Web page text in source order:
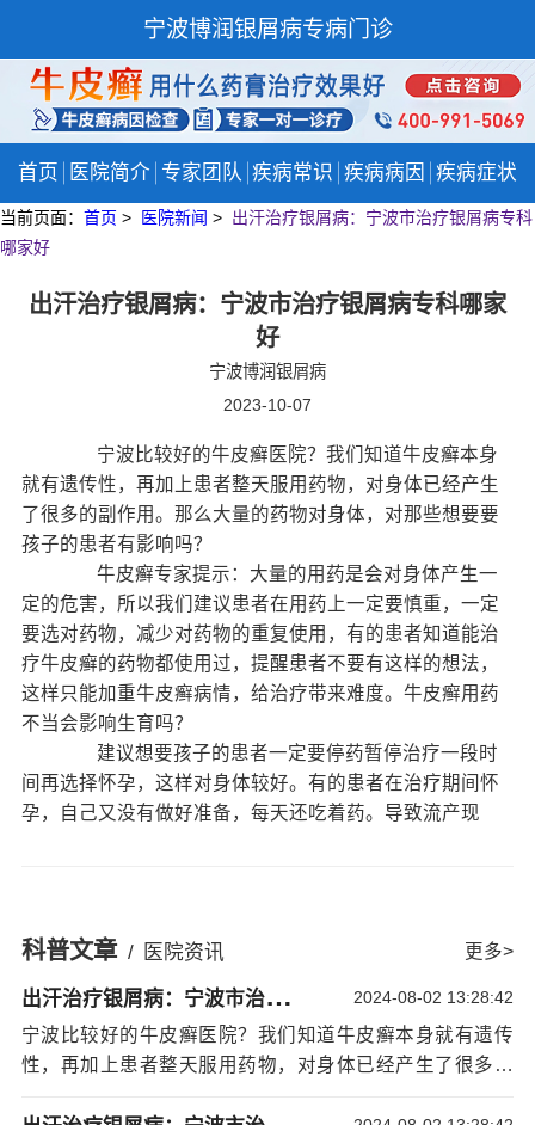
宁波博润银屑病专病门诊
首页 医院简介 专家团队 疾病常识 疾病病因 疾病症状
当前页面： 首页 > 医院新闻 > 出汗治疗银屑病：宁波市治疗银屑病专科
哪家好
出汗治疗银屑病：宁波市治疗银屑病专科哪家
好
宁波博润银屑病
2023-10-07
宁波比较好的牛皮癣医院？我们知道牛皮癣本身
就有遗传性，再加上患者整天服用药物，对身体已经产生
了很多的副作用。那么大量的药物对身体，对那些想要要
孩子的患者有影响吗？
牛皮癣专家提示：大量的用药是会对身体产生一
定的危害，所以我们建议患者在用药上一定要慎重，一定
要选对药物，减少对药物的重复使用，有的患者知道能治
疗牛皮癣的药物都使用过，提醒患者不要有这样的想法，
这样只能加重牛皮癣病情，给治疗带来难度。牛皮癣用药
不当会影响生育吗？
建议想要孩子的患者一定要停药暂停治疗一段时
间再选择怀孕，这样对身体较好。有的患者在治疗期间怀
孕，自己又没有做好准备，每天还吃着药。导致流产现
者好是在夏季怀孕，在病情轻的时候怀孕。牛皮癣患者朋
友在药物的选择方面首先
就是
要注意了，千万不要选择影响胎儿的药物，第二点就是牛
皮癣患者在怀孕期间尤其是要控制好药物的使用，假如这
些多方面注意就可以对胎儿的影响降低到低。
科普文章 / 医院资讯 更多>
出
汗治疗银屑病：宁波市治疗银屑病专科哪家好 2024-08-02 13:28:42
宁波比较好的牛皮癣医院？我们知道牛皮癣本身就有遗传
性，再加上患者整天服用药物，对身体已经产生了很多的